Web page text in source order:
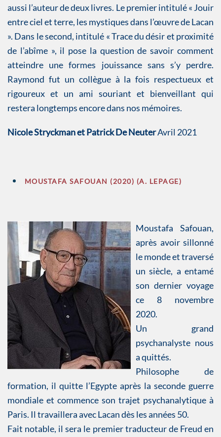
aussi l’auteur de deux livres. Le premier intitulé « Jouir
entre ciel et terre, les mystiques dans l’œuvre de Lacan
». Dans le second, intitulé « Trace du désir et proximité
de l’abîme », il pose la question de savoir comment
atteindre une formes jouissance sans s’y perdre.
Raymond fut un collègue à la fois respectueux et
rigoureux et un ami souriant et bienveillant qui
restera longtemps encore dans nos mémoires.
Nicole Stryckman et Patrick De NeuterAvril 2021
MOUSTAFA SAFOUAN (2020) (A. LEPAGE)
Moustafa Safouan,
après avoir sillonné
le monde et traversé
un siècle, a entamé
son dernier voyage
ce 8 novembre
2020.
Un grand
psychanalyste nous
a quittés.
Philosophe de
formation, il quitte l’Egypte après la seconde guerre
mondiale et commence son trajet psychanalytique à
Paris. Il travaillera avec Lacan dès les années 50.
Fait notable, il sera le premier traducteur de Freud en